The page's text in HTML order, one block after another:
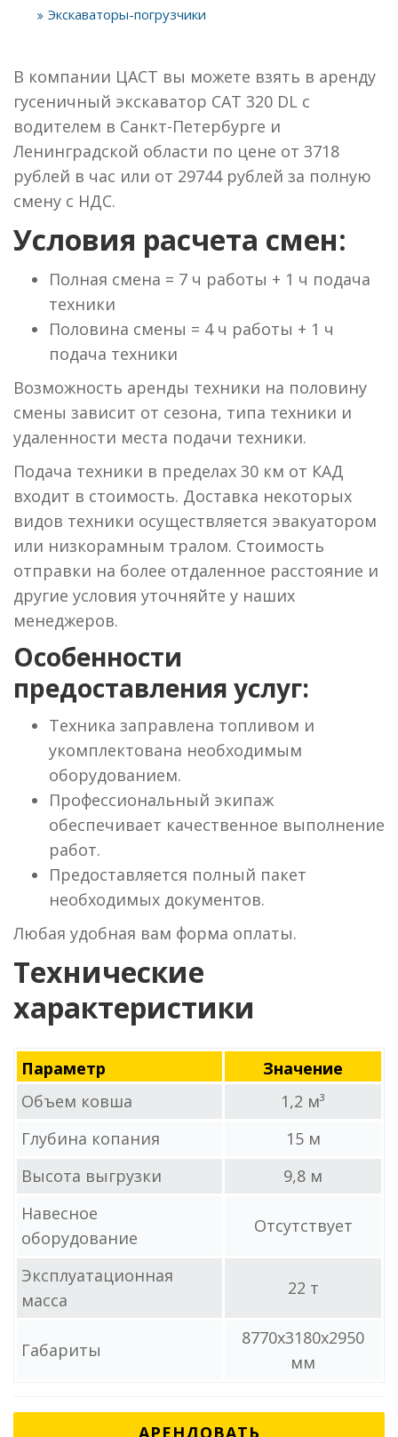
Экскаваторы-погрузчики
В компании ЦАСТ вы можете взять в аренду
гусеничный экскаватор CAT 320 DL с
водителем в Санкт-Петербурге и
Ленинградской области по цене от 3718
рублей в час или от 29744 рублей за полную
смену с НДС.
Условия расчета смен:
Полная смена = 7 ч работы + 1 ч подача
техники
Половина смены = 4 ч работы + 1 ч
подача техники
Возможность аренды техники на половину
смены зависит от сезона, типа техники и
удаленности места подачи техники.
Подача техники в пределах 30 км от КАД
входит в стоимость. Доставка некоторых
видов техники осуществляется эвакуатором
или низкорамным тралом. Стоимость
отправки на более отдаленное расстояние и
другие условия уточняйте у наших
менеджеров.
Особенности
предоставления услуг:
Техника заправлена топливом и
укомплектована необходимым
оборудованием.
Профессиональный экипаж
обеспечивает качественное выполнение
работ.
Предоставляется полный пакет
необходимых документов.
Любая удобная вам форма оплаты.
Технические
характеристики
Параметр
Значение
Объем ковша
1,2 м³
Глубина копания
15 м
Высота выгрузки
9,8 м
Навесное
оборудование
Отсутствует
Эксплуатационная
масса
22 т
Габариты
8770x3180x2950
мм
АРЕНДОВАТЬ